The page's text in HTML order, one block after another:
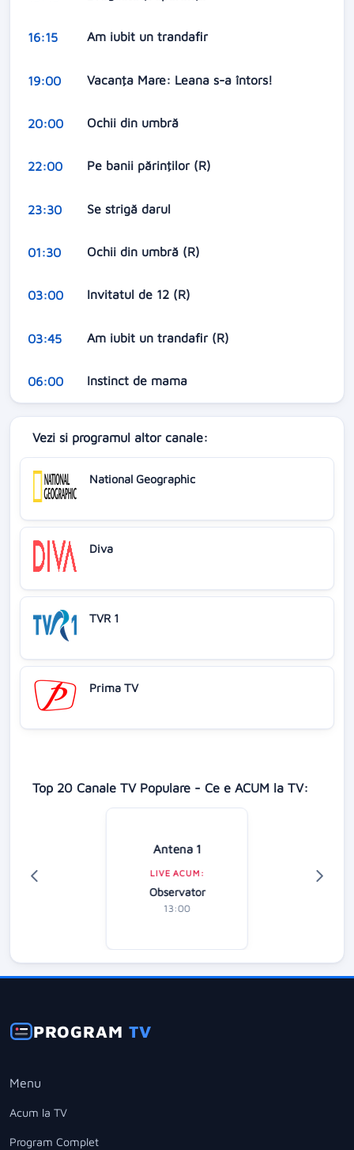
16:15 Am iubit un trandafir
19:00 Vacanţa Mare: Leana s-a întors!
20:00 Ochii din umbră
22:00 Pe banii părinţilor (R)
23:30 Se strigă darul
01:30 Ochii din umbră (R)
03:00 Invitatul de 12 (R)
03:45 Am iubit un trandafir (R)
06:00 Instinct de mama
Vezi si programul altor canale:
National Geographic
Diva
TVR 1
Prima TV
Top 20 Canale TV Populare - Ce e ACUM la TV:
Antena 1
LIVE ACUM:
Observator
13:00
PROGRAMTV
Menu
Acum la TV
Program Complet